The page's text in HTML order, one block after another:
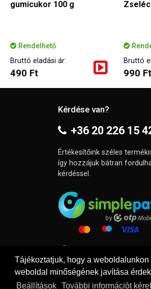
Tájékoztatjuk, hogy a
weboldal minőségének javítása
Beállítások
További információt
gumicukor 100 g
Rendelhető
Bruttó eladási ár:
490 Ft
Bruttó
990 Ft
Kérdése van?
+36 20 226 15
Értékesítőink széles
így hozzájuk bátran
kérdéssel.